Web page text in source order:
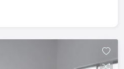
nossos proprietários e
que, desde a